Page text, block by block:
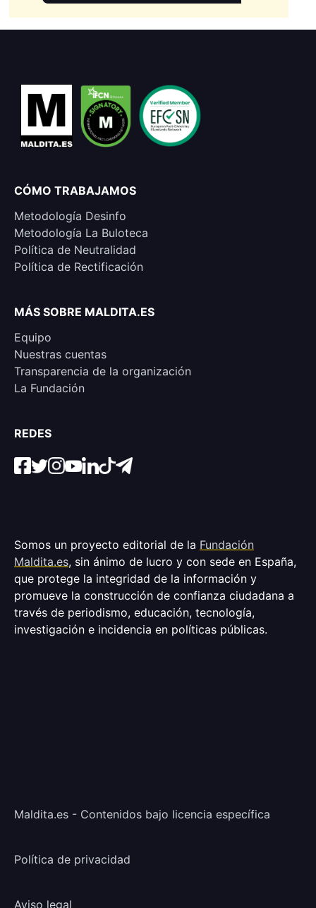
CÓMO TRABAJAMOS
Metodología Desinfo
Metodología La Buloteca
Política de Neutralidad
Política de Rectificación
MÁS SOBRE MALDITA.ES
Equipo
Nuestras cuentas
Transparencia de la organización
La Fundación
REDES
Somos un proyecto editorial de la Fundación
Maldita.es, sin ánimo de lucro y con sede en España,
que protege la integridad de la información y
promueve la construcción de confianza ciudadana a
través de periodismo, educación, tecnología,
investigación e incidencia en políticas públicas.
Maldita.es - Contenidos bajo licencia específica
Política de privacidad
Aviso legal